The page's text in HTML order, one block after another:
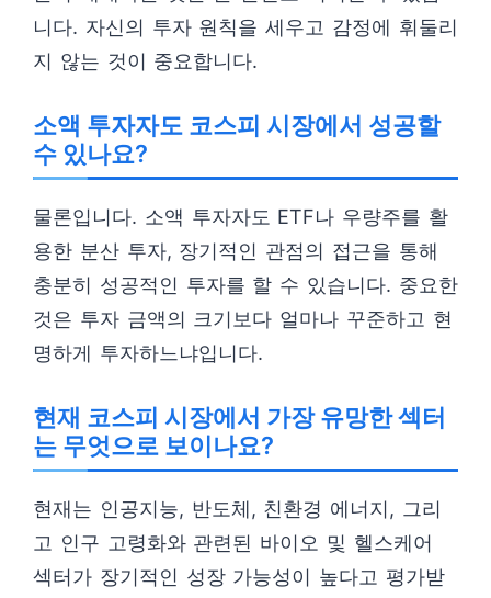
니다. 자신의 투자 원칙을 세우고 감정에 휘둘리
지 않는 것이 중요합니다.
소액 투자자도 코스피 시장에서 성공할
수 있나요?
물론입니다. 소액 투자자도 ETF나 우량주를 활
용한 분산 투자, 장기적인 관점의 접근을 통해
충분히 성공적인 투자를 할 수 있습니다. 중요한
것은 투자 금액의 크기보다 얼마나 꾸준하고 현
명하게 투자하느냐입니다.
현재 코스피 시장에서 가장 유망한 섹터
는 무엇으로 보이나요?
현재는 인공지능, 반도체, 친환경 에너지, 그리
고 인구 고령화와 관련된 바이오 및 헬스케어
섹터가 장기적인 성장 가능성이 높다고 평가받